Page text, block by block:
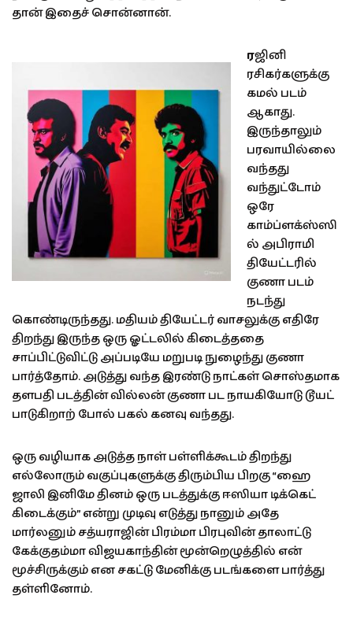
தான் இதைச் சொன்னான்.
ரஜினி
ரசிகர்களுக்கு
கமல் படம்
ஆகாது.
இருந்தாலும்
பரவாயில்லை
வந்தது
வந்துட்டோம்
ஒரே
காம்ப்ளக்ஸ்ஸி
ல் அபிராமி
தியேட்டரில்
குணா படம்
நடந்து
கொண்டிருந்தது. மதியம் தியேட்டர் வாசலுக்கு எதிரே
திறந்து இருந்த ஒரு ஓட்டலில் கிடைத்ததை
சாப்பிட்டுவிட்டு அப்படியே மறுபடி நுழைந்து குணா
பார்த்தோம். அடுத்து வந்த இரண்டு நாட்கள் சொஸ்தமாக
தளபதி படத்தின் வில்லன் குணா பட நாயகியோடு டூயட்
பாடுகிறாற் போல் பகல் கனவு வந்தது.
ஒரு வழியாக அடுத்த நாள் பள்ளிக்கூடம் திறந்து
எல்லோரும் வகுப்புகளுக்கு திரும்பிய பிறகு “ஹை
ஜாலி இனிமே தினம் ஒரு படத்துக்கு ஈஸியா டிக்கெட்
கிடைக்கும்” என்று முடிவு எடுத்து நானும் அதே
மார்லனும் சத்யராஜின் பிரம்மா பிரபுவின் தாலாட்டு
கேக்குதம்மா விஜயகாந்தின் மூன்றெழுத்தில் என்
மூச்சிருக்கும் என சகட்டு மேனிக்கு படங்களை பார்த்து
தள்ளினோம்.